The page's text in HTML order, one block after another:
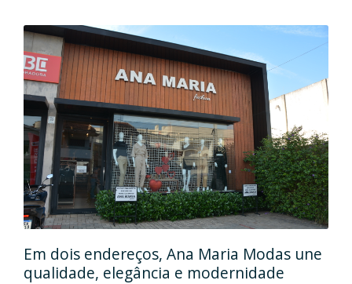
Em dois endereços, Ana Maria Modas une
qualidade, elegância e modernidade